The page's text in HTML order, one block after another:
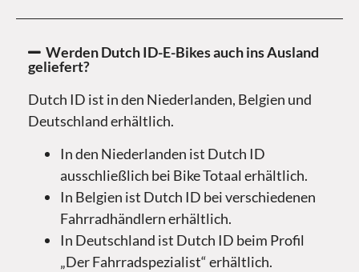
Werden Dutch ID-E-Bikes auch ins Ausland
geliefert?
Dutch ID ist in den Niederlanden, Belgien und
Deutschland erhältlich.
In den Niederlanden ist Dutch ID
ausschließlich bei Bike Totaal erhältlich.
In Belgien ist Dutch ID bei verschiedenen
Fahrradhändlern erhältlich.
In Deutschland ist Dutch ID beim Profil
„Der Fahrradspezialist“ erhältlich.